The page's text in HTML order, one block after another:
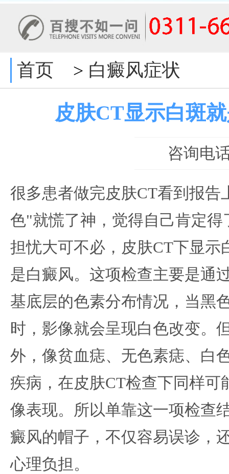
首页 > 白癜风症状
皮肤CT显示白斑
咨询电
很多患者做完皮肤CT看到报告
色"就慌了神，觉得自己肯定得
担忧大可不必，皮肤CT下显示
是白癜风。这项检查主要是通
基底层的色素分布情况，当黑
时，影像就会呈现白色改变。
外，像贫血痣、无色素痣、白
疾病，在皮肤CT检查下同样可
像表现。所以单靠这一项检查
癜风的帽子，不仅容易误诊，
心理负担。